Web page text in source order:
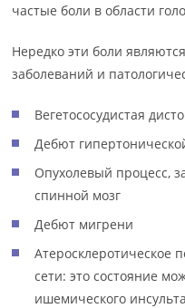
частые боли в области
Нередко эти боли
заболеваний и
Вегетососудистая
Дебют
Опухолевый процесс,
спинной мозг
Дебют мигрени
Атеросклеротическое
сети: это состояние
ишемического инсульта